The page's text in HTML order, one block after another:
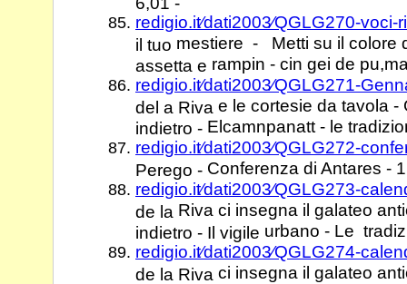
redigio.it⁄dati2003⁄QGLG270-
il tuo mestiere - Metti su il colore
assetta e rampin - cin gei de
redigio.it⁄dati2003⁄QGLG271-
del a Riva e le cortesie da tavola
indietro - Elcamnpanatt - le
redigio.it⁄dati2003⁄QGLG272-
Perego - Conferenza di Antares -
redigio.it⁄dati2003⁄QGLG273-
de la Riva ci insegna il galateo
indietro - Il vigile urbano - Le
redigio.it⁄dati2003⁄QGLG274-
de la Riva ci insegna il galateo